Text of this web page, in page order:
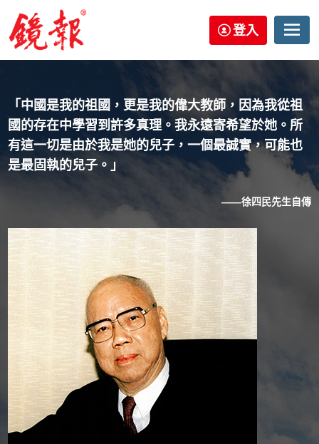
登入
「中國是我的祖國，更是我的偉大教師，因為我從祖
國的存在中學習到許多真理。我永遠寄希望於她。所
有這一切是由於我是她的兒子，一個最誠實，可能也
是最固執的兒子。」
——徐四民先生自傳